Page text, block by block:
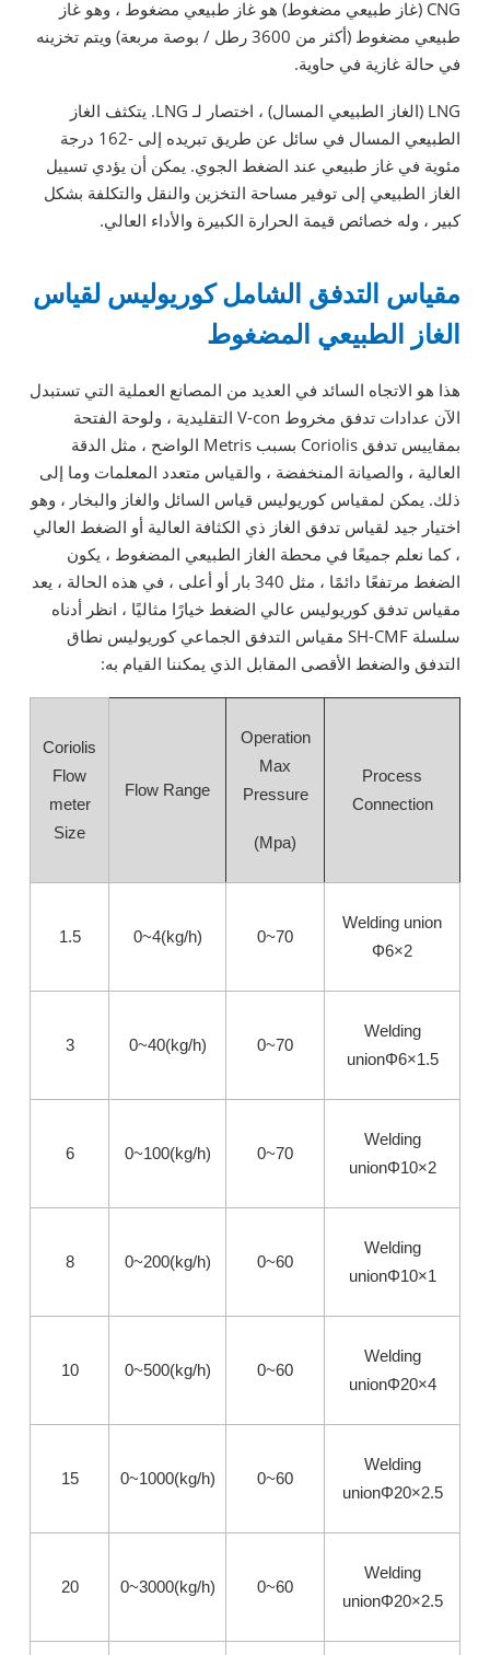
CNG (غاز طبيعي مضغوط) هو غاز طبيعي مضغوط ، وهو غاز
طبيعي مضغوط (أكثر من 3600 رطل / بوصة مربعة) ويتم تخزينه
في حالة غازية في حاوية.
LNG (الغاز الطبيعي المسال) ، اختصار لـ LNG. يتكثف الغاز
الطبيعي المسال في سائل عن طريق تبريده إلى -162 درجة
مئوية في غاز طبيعي عند الضغط الجوي. يمكن أن يؤدي تسييل
الغاز الطبيعي إلى توفير مساحة التخزين والنقل والتكلفة بشكل
كبير ، وله خصائص قيمة الحرارة الكبيرة والأداء العالي.
مقياس التدفق الشامل كوريوليس لقياس
الغاز الطبيعي المضغوط
هذا هو الاتجاه السائد في العديد من المصانع العملية التي تستبدل
الآن عدادات تدفق مخروط V-con التقليدية ، ولوحة الفتحة
بمقاييس تدفق Coriolis بسبب Metris الواضح ، مثل الدقة
العالية ، والصيانة المنخفضة ، والقياس متعدد المعلمات وما إلى
ذلك. يمكن لمقياس كوريوليس قياس السائل والغاز والبخار ، وهو
اختيار جيد لقياس تدفق الغاز ذي الكثافة العالية أو الضغط العالي
، كما نعلم جميعًا في محطة الغاز الطبيعي المضغوط ، يكون
الضغط مرتفعًا دائمًا ، مثل 340 بار أو أعلى ، في هذه الحالة ، يعد
مقياس تدفق كوريوليس عالي الضغط خيارًا مثاليًا ، انظر أدناه
سلسلة SH-CMF مقياس التدفق الجماعي كوريوليس نطاق
التدفق والضغط الأقصى المقابل الذي يمكننا القيام به:
Coriolis
Flow
meter
Size
Flow Range
Operation
Max
Pressure
(Mpa)
Process
Connection
1.5 0~4(kg/h) 0~70
Welding union
Φ6×2
3 0~40(kg/h) 0~70
Welding
unionΦ6×1.5
6 0~100(kg/h) 0~70
Welding
unionΦ10×2
8 0~200(kg/h) 0~60
Welding
unionΦ10×1
10 0~500(kg/h) 0~60
Welding
unionΦ20×4
15 0~1000(kg/h) 0~60
Welding
unionΦ20×2.5
20 0~3000(kg/h) 0~60
Welding
unionΦ20×2.5